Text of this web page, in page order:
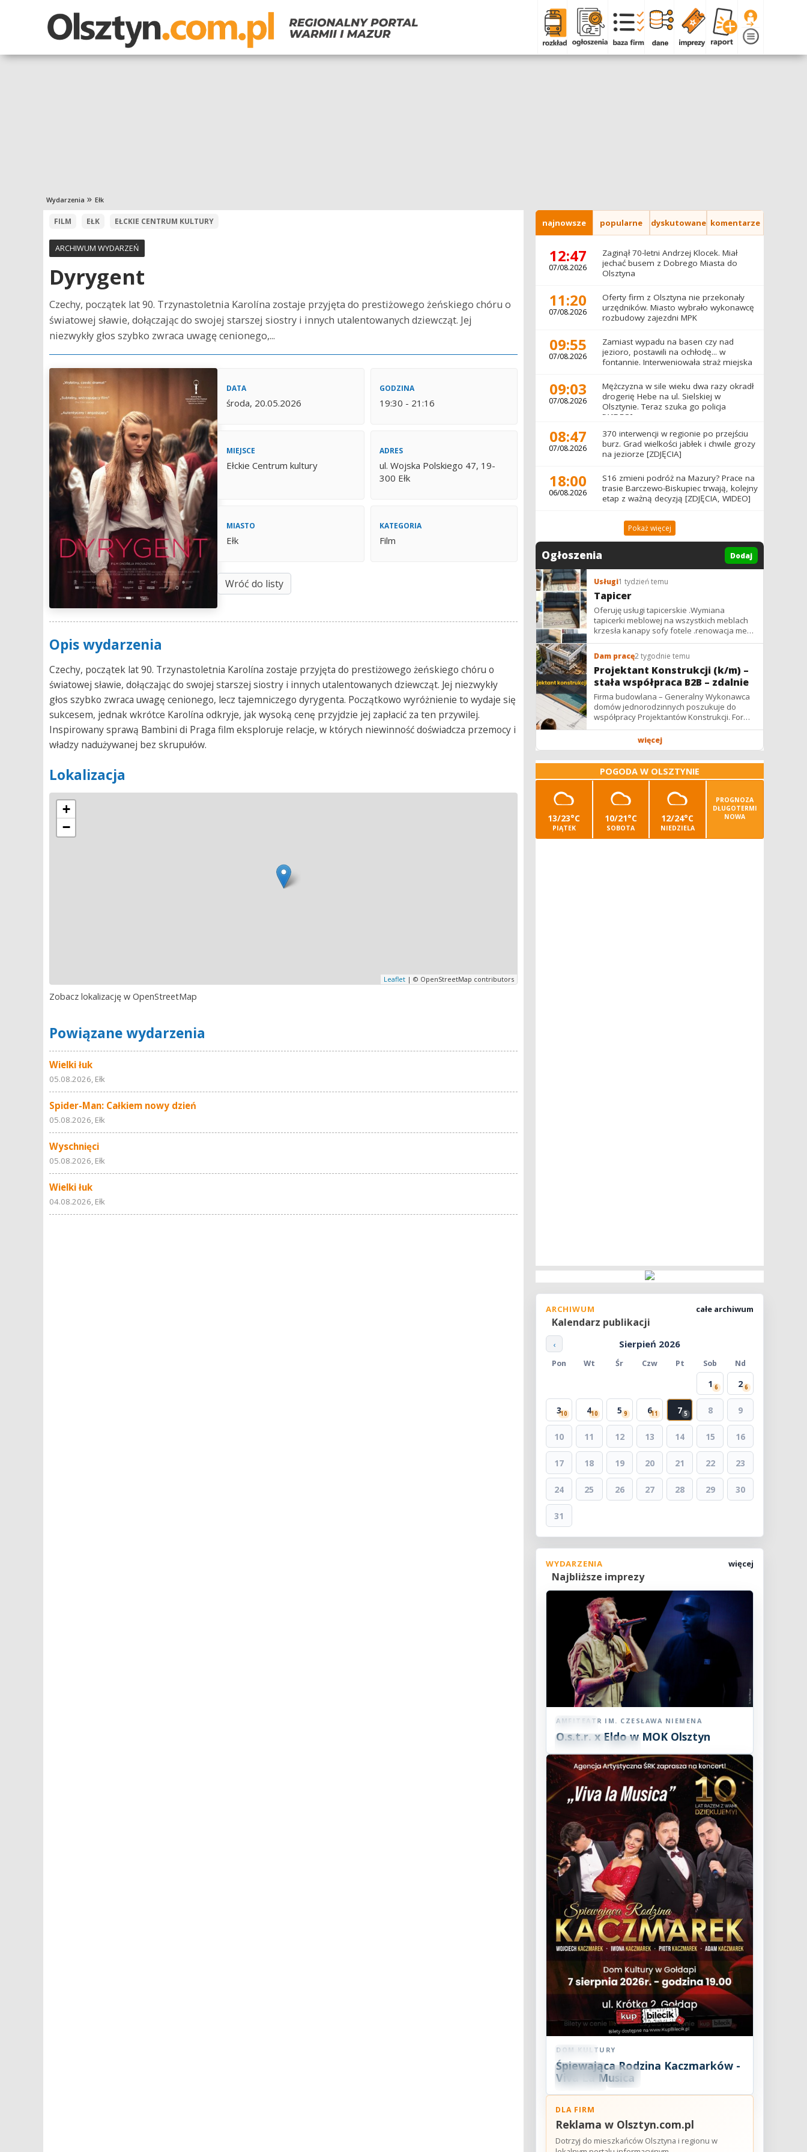
Wydarzenia Ełk
FILM EŁK EŁCKIE CENTRUM KULTURY
ARCHIWUM WYDARZEŃ
Dyrygent
Czechy, początek lat 90. Trzynastoletnia Karolína zostaje przyjęta do prestiżowego żeńskiego chóru o
światowej sławie, dołączając do swojej starszej siostry i innych utalentowanych dziewcząt. Jej
niezwykły głos szybko zwraca uwagę cenionego,...
DATA
środa, 20.05.2026
GODZINA
19:30 - 21:16
MIEJSCE
Ełckie Centrum kultury
ADRES
ul. Wojska Polskiego 47, 19-
300 Ełk
MIASTO
Ełk
KATEGORIA
Film
Wróć do listy
Opis wydarzenia
Czechy, początek lat 90. Trzynastoletnia Karolína zostaje przyjęta do prestiżowego żeńskiego chóru o
światowej sławie, dołączając do swojej starszej siostry i innych utalentowanych dziewcząt. Jej niezwykły
głos szybko zwraca uwagę cenionego, lecz tajemniczego dyrygenta. Początkowo wyróżnienie to wydaje się
sukcesem, jednak wkrótce Karolína odkryje, jak wysoką cenę przyjdzie jej zapłacić za ten przywilej.
Inspirowany sprawą Bambini di Praga film eksploruje relacje, w których niewinność doświadcza przemocy i
władzy nadużywanej bez skrupułów.
Lokalizacja
+
−
Leaflet | © OpenStreetMap contributors
Zobacz lokalizację w OpenStreetMap
Powiązane wydarzenia
Wielki łuk
05.08.2026, Ełk
Spider-Man: Całkiem nowy dzień
05.08.2026, Ełk
Wyschnięci
05.08.2026, Ełk
Wielki łuk
04.08.2026, Ełk
najnowsze popularne dyskutowane komentarze
12:47
07/08.2026
Zaginął 70-letni Andrzej Klocek. Miał
jechać busem z Dobrego Miasta do
Olsztyna
11:20
07/08.2026
Oferty firm z Olsztyna nie przekonały
urzędników. Miasto wybrało wykonawcę
rozbudowy zajezdni MPK
09:55
07/08.2026
Zamiast wypadu na basen czy nad
jezioro, postawili na ochłodę... w
fontannie. Interweniowała straż miejska
09:03
07/08.2026
Mężczyzna w sile wieku dwa razy okradł
drogerię Hebe na ul. Sielskiej w
Olsztynie. Teraz szuka go policja
[WIDEO]
08:47
07/08.2026
370 interwencji w regionie po przejściu
burz. Grad wielkości jabłek i chwile grozy
na jeziorze [ZDJĘCIA]
18:00
06/08.2026
S16 zmieni podróż na Mazury? Prace na
trasie Barczewo-Biskupiec trwają, kolejny
etap z ważną decyzją [ZDJĘCIA, WIDEO]
Pokaż więcej
Ogłoszenia Dodaj
Usługi1 tydzień temu
Tapicer
Oferuję usługi tapicerskie .Wymiana
tapicerki meblowej na wszystkich meblach
krzesła kanapy sofy fotele .renowacja mebli
vintage,PRL. glamur
Dam pracę2 tygodnie temu
Projektant Konstrukcji (k/m) –
stała współpraca B2B – zdalnie
Firma budowlana – Generalny Wykonawca
domów jednorodzinnych poszukuje do
współpracy Projektantów Konstrukcji. Forma
współpracy: B2B / podwykonawstwo –
więcej
POGODA W OLSZTYNIE
13/23°C
PIĄTEK
10/21°C
SOBOTA
12/24°C
NIEDZIELA
PROGNOZA
DŁUGOTERMI
NOWA
ARCHIWUM
Kalendarz publikacji
całe archiwum
‹ Sierpień 2026
Pon Wt Śr Czw Pt Sob Nd
1 6 2 6
310 410 5 9 611 7 5 8 9
10 11 12 13 14 15 16
17 18 19 20 21 22 23
24 25 26 27 28 29 30
31
WYDARZENIA
Najbliższe imprezy
więcej
Koncert
07 SIE
2026
AMFITEATR IM. CZESŁAWA NIEMENA
O.s.t.r. x Eldo w MOK Olsztyn
Koncert
07 SIE
2026 19:00
DOM KULTURY
Śpiewająca Rodzina Kaczmarków -
Viva La Musica
DLA FIRM
Reklama w Olsztyn.com.pl
Dotrzyj do mieszkańców Olsztyna i regionu w